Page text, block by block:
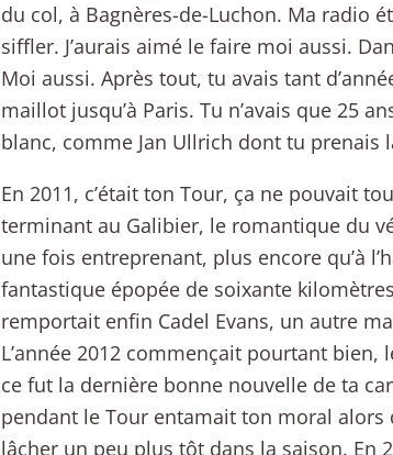
du col, à Bagnères-de-Luchon. Ma radio
siffler. J’aurais aimé le faire moi aussi.
Moi aussi. Après tout, tu avais tant
maillot jusqu’à Paris. Tu n’avais que 25
blanc, comme Jan Ullrich dont tu
En 2011, c’était ton Tour, ça ne pouvait
terminant au Galibier, le romantique du
une fois entreprenant, plus encore qu’à
fantastique épopée de soixante
remportait enfin Cadel Evans, un autre
L’année 2012 commençait pourtant bien,
ce fut la dernière bonne nouvelle de ta
pendant le Tour entamait ton moral
lâcher un peu plus tôt dans la saison. En